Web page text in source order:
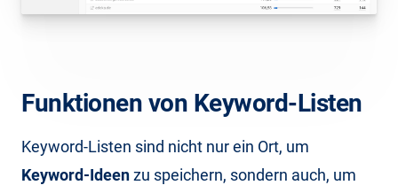
Funktionen von Keyword-Listen
Keyword-Listen sind nicht nur ein Ort, um
Keyword-Ideenzu speichern, sondern auch, um